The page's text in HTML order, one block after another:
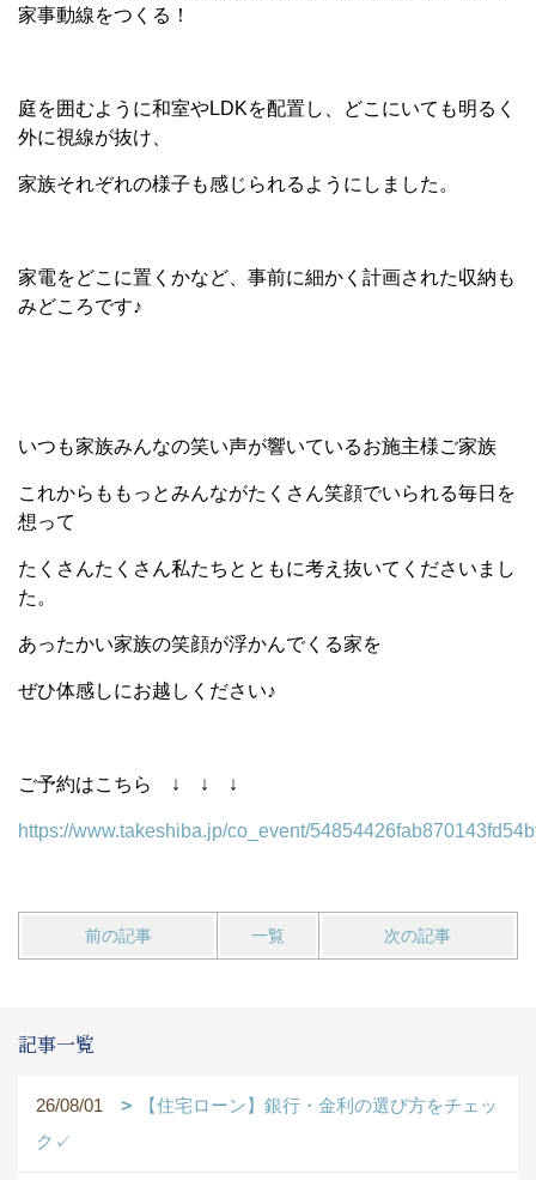
家事動線をつくる！
庭を囲むように和室やLDKを配置し、どこにいても明るく
外に視線が抜け、
家族それぞれの様子も感じられるようにしました。
家電をどこに置くかなど、事前に細かく計画された収納も
みどころです♪
いつも家族みんなの笑い声が響いているお施主様ご家族
これからももっとみんながたくさん笑顔でいられる毎日を
想って
たくさんたくさん私たちとともに考え抜いてくださいまし
た。
あったかい家族の笑顔が浮かんでくる家を
ぜひ体感しにお越しください♪
ご予約はこちら ↓ ↓ ↓
https://www.takeshiba.jp/co_event/
前の記事 一覧 次の記事
記事一覧
26/08/01
【住宅ローン】銀行・金利の選び方をチェッ
ク✓